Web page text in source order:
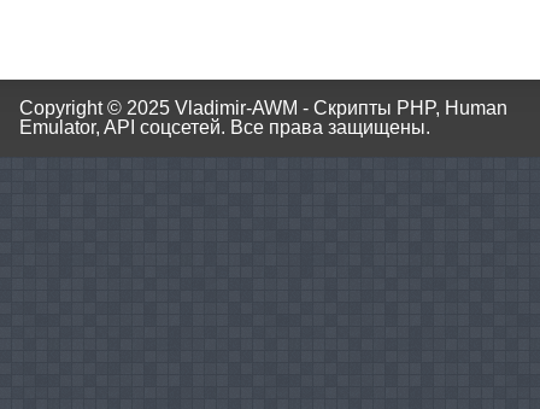
Copyright © 2025 Vladimir-AWM - Скрипты PHP, Human
Emulator, API соцсетей. Все права защищены.